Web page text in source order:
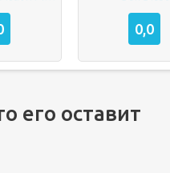
0,0
его оставит